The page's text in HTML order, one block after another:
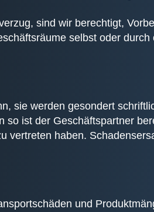
sind wir berechtigt,
selbst oder
sie werden gesondert
ist der Geschäftspartner
vertreten haben.
und